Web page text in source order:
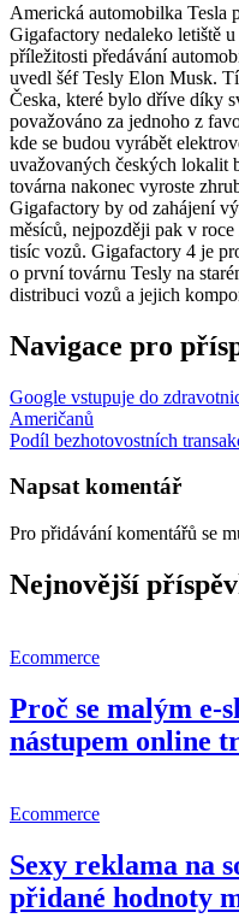
Americká automobilka Tesla
Gigafactory nedaleko letiště
příležitosti předávání
uvedl šéf Tesly Elon Musk.
Česka, které bylo dříve díky
považováno za jednoho z
kde se budou vyrábět
uvažovaných českých
továrna nakonec vyroste
Gigafactory by od zahájení
měsíců, nejpozději pak v
tisíc vozů. Gigafactory 4 je
o první továrnu Tesly na
distribuci vozů a jejich
Navigace pro
Google vstupuje do
Američanů
Podíl bezhotovostních
Napsat komentář
Pro přidávání komentářů se
Nejnovější
Ecommerce
Proč se malým e-
nástupem online
Ecommerce
Sexy reklama na
přidané hodnoty